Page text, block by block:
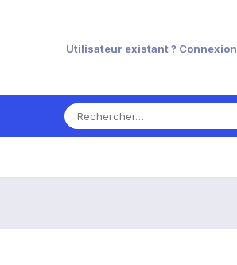
Utilisateur existant ? Connexion